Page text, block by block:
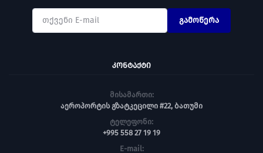
გამოწერა
ᲙᲝᲜᲢᲐᲥᲢᲘ
მისამართი:
აეროპორტის გზატკეცილი #22, ბათუმი
ტელეფონი:
+995 558 27 19 19
E-mail: